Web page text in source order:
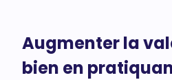
Augmenter la
bien en